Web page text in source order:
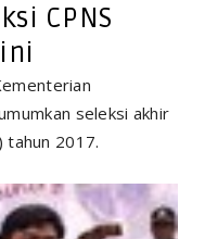
CPNS
seleksi akhir
tahun 2017.